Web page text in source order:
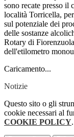
sono recate presso il
località Torricella,
sul potenziale dei
delle sostanze
Rotary di
dell'etilometro
Caricamento...
Notizie
Questo sito o gli
cookie necessari al
COOKIE POLICY.